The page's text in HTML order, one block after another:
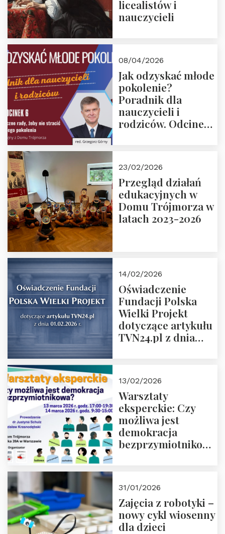
licealistów i
nauczycieli
08/04/2026
Jak odzyskać młode
pokolenie?
Poradnik dla
nauczycieli i
rodziców. Odcinek
Rozmawiają red.
Grzegorz Górny i
prof. Michał
Łuczewski
23/02/2026
Przegląd działań
edukacyjnych w
Domu Trójmorza w
latach 2023-2026
14/02/2026
Oświadczenie
Fundacji Polska
Wielki Projekt
dotyczące artykułu
TVN24.pl z dnia
13/02/2026
Warsztaty
eksperckie: Czy
możliwa jest
demokracja
bezprzymiotnikowa?
31/01/2026
Zajęcia z robotyki –
nowy cykl wiosenny
dla dzieci